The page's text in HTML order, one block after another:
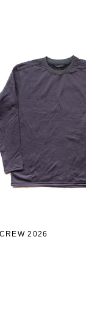
2026